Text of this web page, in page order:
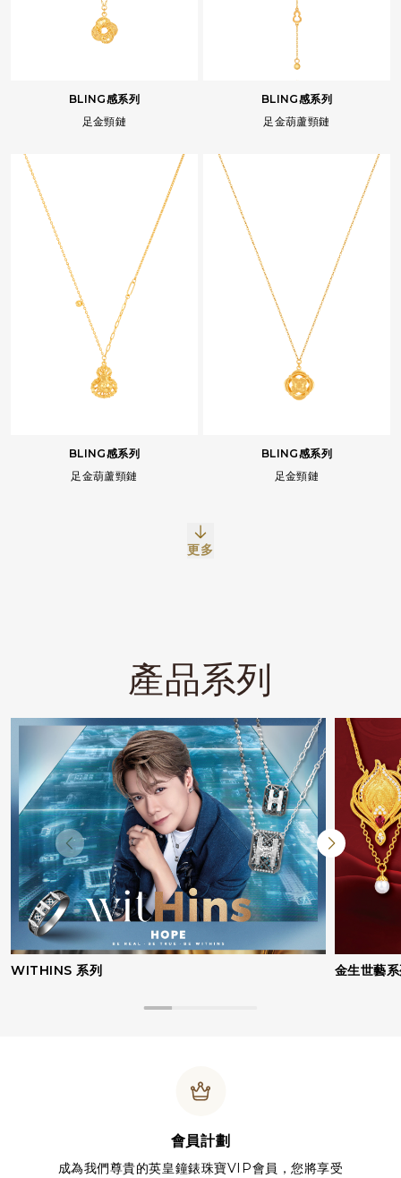
Whatsapp
BLING感系列
足金頸鏈
BLING感系列
足金葫蘆頸鏈
BLING感系列
足金葫蘆頸鏈
BLING感系列
足金頸鏈
更多
產品系列
WITHINS 系列 金生世藝
會員計劃
成為我們尊貴的英皇鐘錶珠寶VIP會員，您將享受